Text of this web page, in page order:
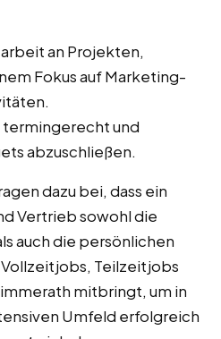
an Projekten,
Fokus auf Marketing-
und
abzuschließen.
dazu bei, dass ein
Vertrieb sowohl die
auch die persönlichen
Teilzeitjobs
mitbringt, um in
Umfeld erfolgreich